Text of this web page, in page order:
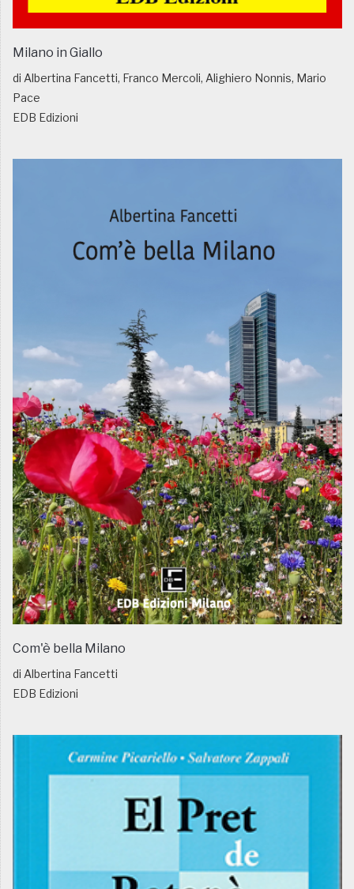
Milano in Giallo
di Albertina Fancetti, Franco Mercoli, Alighiero Nonnis, Mario
Pace
EDB Edizioni
Com'è bella Milano
di Albertina Fancetti
EDB Edizioni